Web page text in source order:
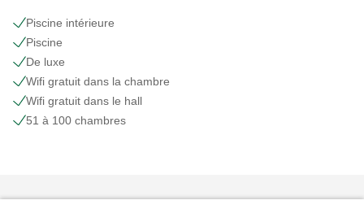
Piscine intérieure
Piscine
De luxe
Wifi gratuit dans la chambre
Wifi gratuit dans le hall
51 à 100 chambres